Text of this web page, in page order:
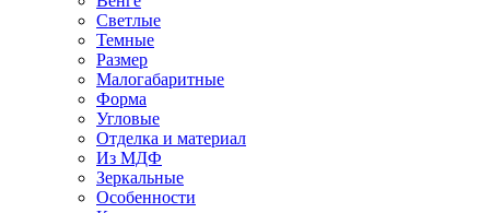
Светлые
Темные
Размер
Малогабаритные
Форма
Угловые
Отделка и материал
Из МДФ
Зеркальные
Особенности